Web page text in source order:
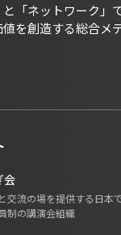
と「ネットワーク」
値を創造する総合メ
会
交流の場を提供する日本
制の講演会組織